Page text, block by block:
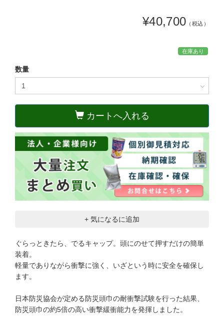
¥40,700 （税込）
在庫あり
数量
カートへ入れる
+ 気になるに追加
ぐらっときたら、でるキャップ。頭にのせて押すだけの簡単
装着。
軽量でありながら衝撃に強く、いざという時に安全を確保し
ます。
日本防災協会が定める防災頭巾の耐衝撃試験を行った結果、
防災頭巾の約5倍の高い衝撃緩衝能力を発揮しました。